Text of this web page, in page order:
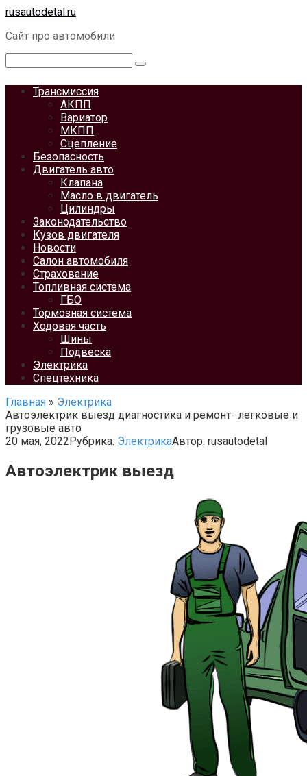
Перейти
контенту
rusautodetal.ru
Сайт про автомобили
Трансмиссия
АКПП
Вариатор
МКПП
Сцепление
Безопасность
Двигатель авто
Клапана
Масло в двигатель
Цилиндры
Законодательство
Кузов двигателя
Новости
Салон автомобиля
Страхование
Топливная система
ГБО
Тормозная система
Ходовая часть
Шины
Подвеска
Электрика
Спецтехника
Главная » Электрика
Автоэлектрик выезд диагностика и ремонт- легковые и
грузовые авто
20 мая, 2022Рубрика: ЭлектрикаАвтор: rusautodetal
Автоэлектрик выезд